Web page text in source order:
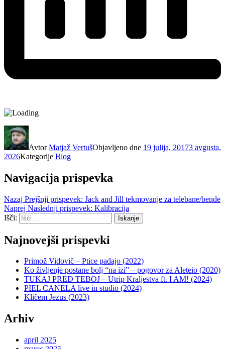
AvtorMatjaž VertušObjavljeno dne 19 julija, 20173 avgusta,
2026Kategorije Blog
Navigacija prispevka
Nazaj Prejšnji prispevek: Jack and Jill tekmovanje za telebane/bende
Naprej Naslednji prispevek: Kalibracija
Išči:
Iskanje
Najnovejši prispevki
Primož Vidovič – Ptice padajo (2022)
Ko življenje postane bolj “na izi” – pogovor za Aleteio (2020)
TUKAJ PRED TEBOJ – Utrip Kraljestva ft. I AM! (2024)
PIEL CANELA live in studio (2024)
Kličem Jezus (2023)
Arhiv
april 2025